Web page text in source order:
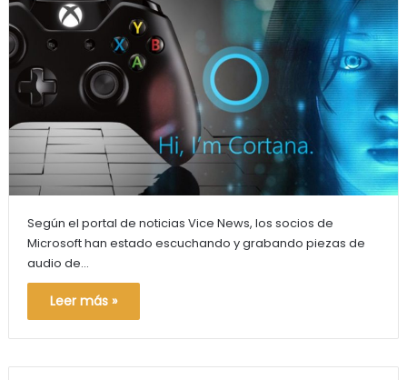
Según el portal de noticias Vice News, los socios de
Microsoft han estado escuchando y grabando piezas de
audio de…
Leer más »